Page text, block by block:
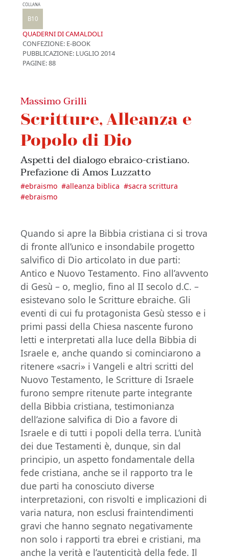
COLLANA
B10
QUADERNI DI CAMALDOLI
CONFEZIONE: E-BOOK
PUBBLICAZIONE: LUGLIO 2014
PAGINE: 88
Massimo Grilli
Scritture, Alleanza e
Popolo di Dio
Aspetti del dialogo ebraico-cristiano.
Prefazione di Amos Luzzatto
#ebraismo #alleanza biblica #sacra scrittura
#ebraismo
Quando si apre la Bibbia cristiana ci si trova
di fronte all’unico e insondabile progetto
salvifico di Dio articolato in due parti:
Antico e Nuovo Testamento. Fino all’avvento
di Gesù – o, meglio, fino al II secolo d.C. –
esistevano solo le Scritture ebraiche. Gli
eventi di cui fu protagonista Gesù stesso e i
primi passi della Chiesa nascente furono
letti e interpretati alla luce della Bibbia di
Israele e, anche quando si cominciarono a
ritenere «sacri» i Vangeli e altri scritti del
Nuovo Testamento, le Scritture di Israele
furono sempre ritenute parte integrante
della Bibbia cristiana, testimonianza
dell’azione salvifica di Dio a favore di
Israele e di tutti i popoli della terra. L’unità
dei due Testamenti è, dunque, sin dal
principio, un aspetto fondamentale della
fede cristiana, anche se il rapporto tra le
due parti ha conosciuto diverse
interpretazioni, con risvolti e implicazioni di
varia natura, non esclusi fraintendimenti
gravi che hanno segnato negativamente
non solo i rapporti tra ebrei e cristiani, ma
anche la verità e l’autenticità della fede. Il